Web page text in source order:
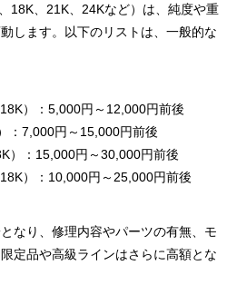
18K、21K、24Kなど）は、純度や重
します。以下のリストは、一般的な
）：5,000円～12,000円前後
：7,000円～15,000円前後
）：15,000円～30,000円前後
）：10,000円～25,000円前後
なり、修理内容やパーツの有無、モ
定品や高級ラインはさらに高額とな